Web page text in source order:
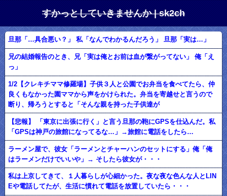
すかっとしていきませんか | sk2ch
旦那「…具合悪い？」 私「なんでわかるんだろう」 旦那「実は…」
兄の結婚報告のとき、兄「実は俺とお前は血が繋がってない」 俺「え
っ」
1/2【クレキチママ修羅場】子供３人と公園でお弁当を食べてたら、仲
良くもなかった園ママから声をかけられた。弁当を寄越せと言うので
断り、帰ろうとすると「そんな親を持った子供達が
【悲報】 「東京に出張に行く」と言う旦那の鞄にGPSを仕込んだ。私
「GPSは神戸の旅館になってるな…」→旅館に電話をしたら…
ラーメン屋で、彼女「ラーメンとチャーハンのセットにする」俺「俺
はラーメンだけでいいや」→ そしたら彼女が・・・
私は上京してきて、１人暮らしが心細かった。夜な夜な色んな人とLIN
Eや電話してたが、生活に慣れて電話を放置していたら・・・